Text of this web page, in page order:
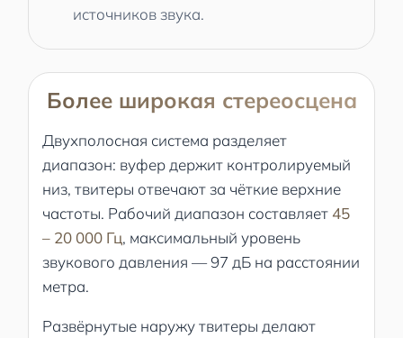
источников звука.
Более широкая стереосцена
Двухполосная система разделяет
диапазон: вуфер держит контролируемый
низ, твитеры отвечают за чёткие верхние
частоты. Рабочий диапазон составляет 45
– 20 000 Гц, максимальный уровень
звукового давления — 97 дБ на расстоянии
метра.
Развёрнутые наружу твитеры делают